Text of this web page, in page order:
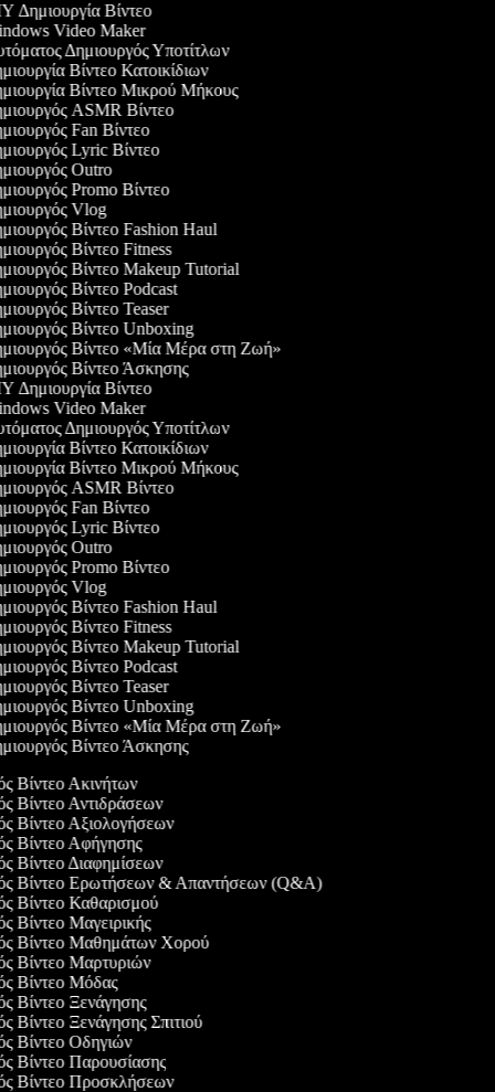
Δημιουργία Βίντεο
Video Maker
Δημιουργός Υποτίτλων
Βίντεο Κατοικίδιων
Βίντεο Μικρού Μήκους
ASMR Βίντεο
Fan Βίντεο
Lyric Βίντεο
Outro
Promo Βίντεο
Vlog
Βίντεο Fashion Haul
Βίντεο Fitness
Βίντεο Makeup Tutorial
Βίντεο Podcast
Βίντεο Teaser
Βίντεο Unboxing
Βίντεο «Μία Μέρα στη Ζωή»
Βίντεο Άσκησης
Δημιουργία Βίντεο
Video Maker
Δημιουργός Υποτίτλων
Βίντεο Κατοικίδιων
Βίντεο Μικρού Μήκους
ASMR Βίντεο
Fan Βίντεο
Lyric Βίντεο
Outro
Promo Βίντεο
Vlog
Βίντεο Fashion Haul
Βίντεο Fitness
Βίντεο Makeup Tutorial
Βίντεο Podcast
Βίντεο Teaser
Βίντεο Unboxing
Βίντεο «Μία Μέρα στη Ζωή»
Βίντεο Άσκησης
Βίντεο Ακινήτων
Βίντεο Αντιδράσεων
Βίντεο Αξιολογήσεων
Βίντεο Αφήγησης
Βίντεο Διαφημίσεων
Βίντεο Ερωτήσεων & Απαντήσεων (Q&A)
Βίντεο Καθαρισμού
Βίντεο Μαγειρικής
Βίντεο Μαθημάτων Χορού
Βίντεο Μαρτυριών
Βίντεο Μόδας
Βίντεο Ξενάγησης
Βίντεο Ξενάγησης Σπιτιού
Βίντεο Οδηγιών
Βίντεο Παρουσίασης
Βίντεο Προσκλήσεων